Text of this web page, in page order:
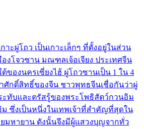
าะผู่โถว เป็นเกาะเล็กๆ ที่ตั้งอยู่ในส่วน
งโจวซาน มณฑลเจ้อเจียง ประเทศจีน
ของนครเซี่ยงไฮ้ ผู่โถวซานเป็น 1 ใน 4
ศักดิ์สิทธิ์ของจีน ชาวพุทธจีนเชื่อกันว่าผู่
ะทับและตรัสรู้ของพระโพธิสัตว์กวนอิม
ซึ่งเป็นหนึ่งในเทพเจ้าที่สำคัญที่สุดใน
มหายาน ดังนั้นจึงมีผู้แสวงบุญจากทั่ว